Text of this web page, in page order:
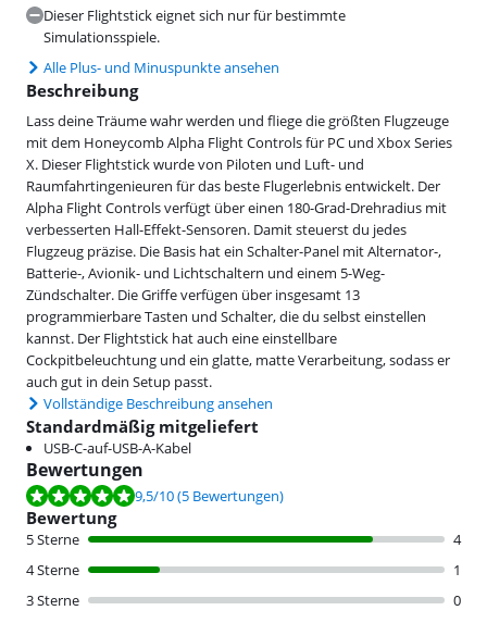
Dieser Flightstick eignet sich nur für bestimmte
Simulationsspiele.
Alle Plus- und Minuspunkte ansehen
Beschreibung
Lass deine Träume wahr werden und fliege die größten Flugzeuge
mit dem Honeycomb Alpha Flight Controls für PC und Xbox Series
X. Dieser Flightstick wurde von Piloten und Luft- und
Raumfahrtingenieuren für das beste Flugerlebnis entwickelt. Der
Alpha Flight Controls verfügt über einen 180-Grad-Drehradius mit
verbesserten Hall-Effekt-Sensoren. Damit steuerst du jedes
Flugzeug präzise. Die Basis hat ein Schalter-Panel mit Alternator-,
Batterie-, Avionik- und Lichtschaltern und einem 5-Weg-
Zündschalter. Die Griffe verfügen über insgesamt 13
programmierbare Tasten und Schalter, die du selbst einstellen
kannst. Der Flightstick hat auch eine einstellbare
Cockpitbeleuchtung und ein glatte, matte Verarbeitung, sodass er
auch gut in dein Setup passt.
Vollständige Beschreibung ansehen
Standardmäßig mitgeliefert
USB-C-auf-USB-A-Kabel
Bewertungen
Bewertet mit 9,5 von 10, basierend auf 5 Bewertungen.
9,5/10(5 Bewertungen)
Bewertung
5 Sterne
4
4 Sterne
1
3 Sterne
0